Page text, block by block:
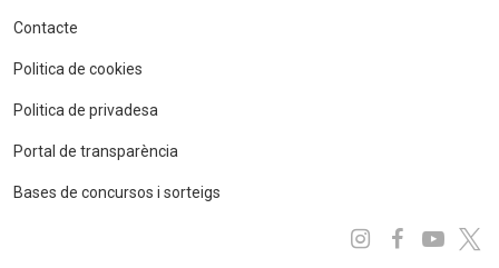
Contacte
Politica de cookies
Politica de privadesa
Portal de transparència
Bases de concursos i sorteigs
Instagram